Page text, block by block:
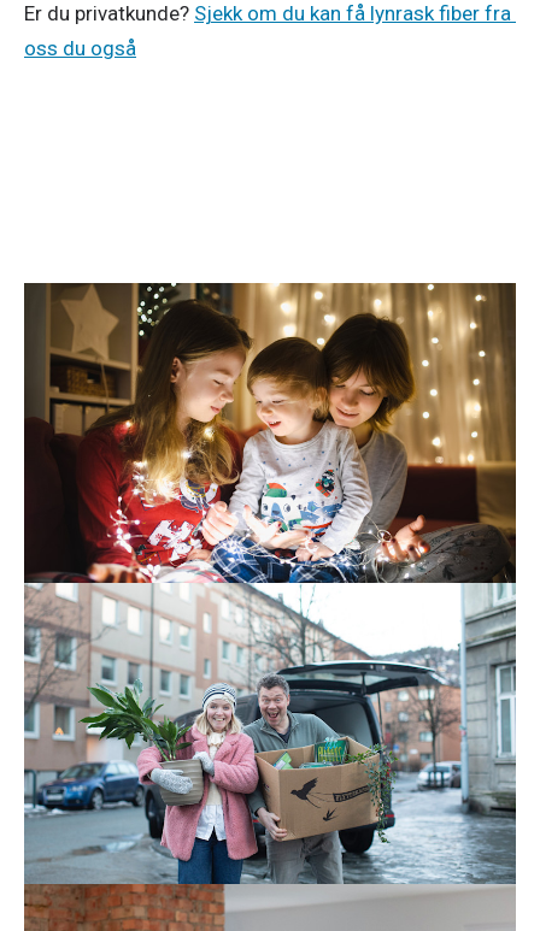
Er du privatkunde? Sjekk om du kan få lynrask fiber fra
oss du også
Tv og internett 24. nov. 2025
7 triks for å få bedre trådløst nett i jula
Det er lite som skaper mer julestemning enn å pynte
med julestjerner, adventslysestaker og lysslynger.
Men visste du at det trådløse nettet ditt faktisk kan bli
dårligere hvis du kobler opp mange lys?
Les mer
Strøm Tv og internett 22. okt. 2025
På flyttefot? Slik gjør du det med strøm
og internett
Enten du vil ta med deg abonnementene dine eller du
vil tegne nye – her er alt du trenger å vite når du bytter
bolig.
Les mer
Tv og internett 21. aug. 2025